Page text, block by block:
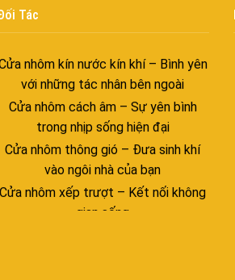
Tác
Cửa nhôm chống gió mưa – Hiên
ngang giữa thời tiết khắc nghiệt
với những tác nhân bên ngoài
Cửa nhôm cách âm – Sự yên bình
trong nhịp sống hiện đại
Cửa nhôm thông gió – Đưa sinh khí
vào ngôi nhà của bạn
Cửa nhôm xếp trượt – Kết nối không
gian sống